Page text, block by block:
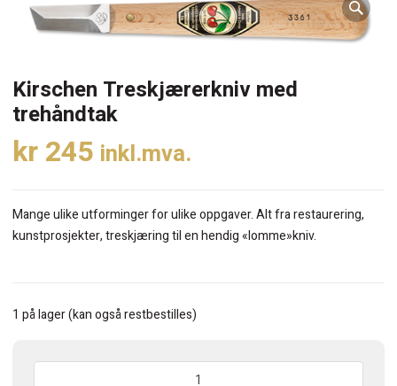
Kirschen Treskjærerkniv med
trehåndtak
kr245 inkl.mva.
Mange ulike utforminger for ulike oppgaver. Alt fra restaurering,
kunstprosjekter, treskjæring til en hendig «lomme»kniv.
1 på lager (kan også restbestilles)
Kirschen